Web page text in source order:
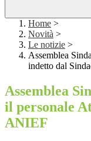
Home >
Novità >
Le notizie >
Assemblea
indetto dal
Assemblea
il personale
ANIEF